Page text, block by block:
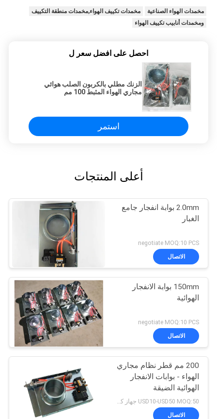
مخمدات الهواء الصناعية
مخمدات تكييف الهواء,مخمدات منطقة التكييف
ومخمدات أنابيب تكييف الهواء
احصل على افضل سعر ل
الزنك مطلي بالكربون الصلب هوائي
مجاري الهواء المثبط 100 مم
استمر
أعلى المنتجات
2.0mm بوابة انفجار جامع
الغبار
negotiate MOQ:10 PCS
الاتصال
150mm بوابة الانفجار
الهوائية
negotiate MOQ:10 PCS
الاتصال
200 مم قطر نظام مجاري
الهواء - بوابات الانفجار
الهوائية الضيقة
USD10-USD50 MOQ:50 جهاز كمبيوتر شخصى
الاتصال